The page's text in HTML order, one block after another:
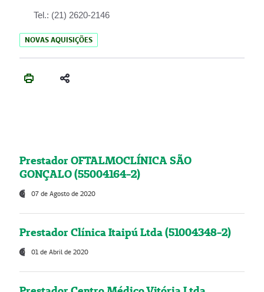
Tel.: (21) 2620-2146
NOVAS AQUISIÇÕES
Prestador OFTALMOCLÍNICA SÃO
GONÇALO (55004164-2)
07 de Agosto de 2020
Prestador Clínica Itaipú Ltda (51004348-2)
01 de Abril de 2020